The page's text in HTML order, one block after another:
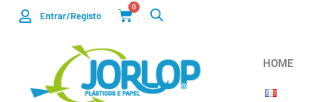
Entrar/Registo
0
HOME